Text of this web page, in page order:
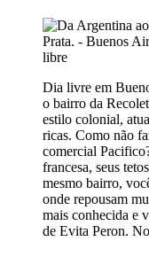
Dia livre em
o bairro da
estilo colonial,
ricas. Como não
comercial
francesa, seus
mesmo bairro,
onde repousam
mais conhecida e
de Evita Peron.